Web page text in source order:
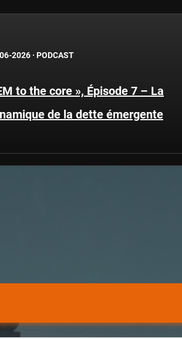
2026 · PODCAST
to the core », Épisode 7 – La
de la dette émergente